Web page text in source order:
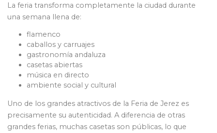
La feria transforma completamente la ciudad durante
una semana llena de:
flamenco
caballos y carruajes
gastronomía andaluza
casetas abiertas
música en directo
ambiente social y cultural
Uno de los grandes atractivos de la Feria de Jerez es
precisamente su autenticidad. A diferencia de otras
grandes ferias, muchas casetas son públicas, lo que